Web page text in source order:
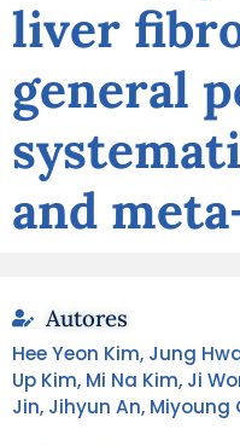
liver
general
and
Autores
Hee Yeon Kim, Jung
Up Kim, Mi Na Kim, Ji
Jin, Jihyun An, Miyoung